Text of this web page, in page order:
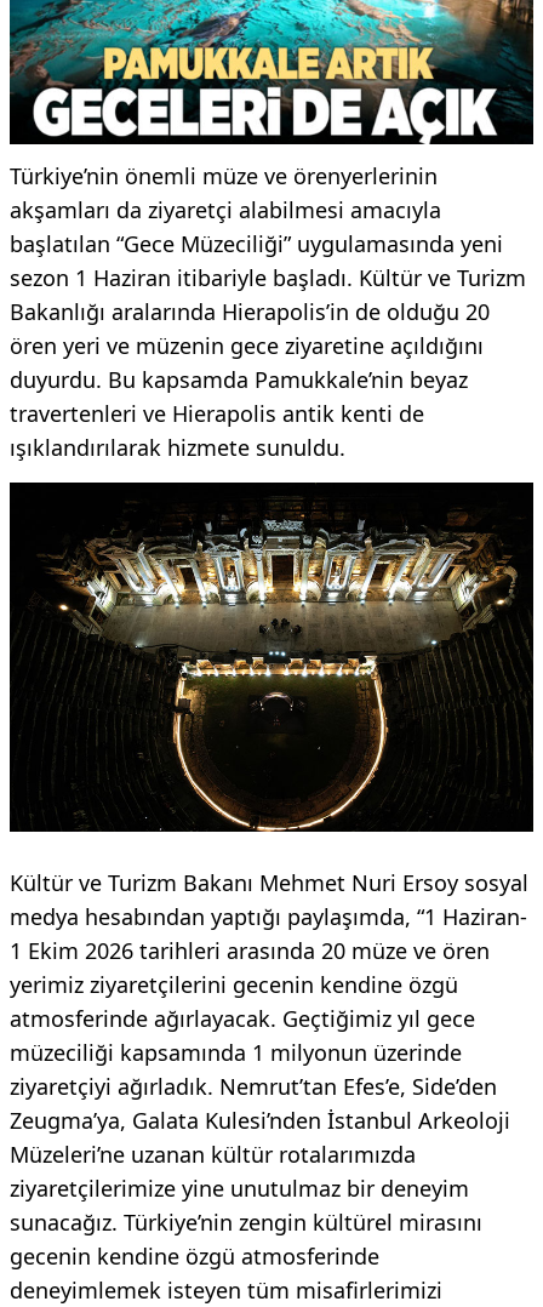
Türkiye’nin önemli müze ve örenyerlerinin
akşamları da ziyaretçi alabilmesi amacıyla
başlatılan “Gece Müzeciliği” uygulamasında yeni
sezon 1 Haziran itibariyle başladı. Kültür ve Turizm
Bakanlığı aralarında Hierapolis’in de olduğu 20
ören yeri ve müzenin gece ziyaretine açıldığını
duyurdu. Bu kapsamda Pamukkale’nin beyaz
travertenleri ve Hierapolis antik kenti de
ışıklandırılarak hizmete sunuldu.
Kültür ve Turizm Bakanı Mehmet Nuri Ersoy sosyal
medya hesabından yaptığı paylaşımda, “1 Haziran-
1 Ekim 2026 tarihleri arasında 20 müze ve ören
yerimiz ziyaretçilerini gecenin kendine özgü
atmosferinde ağırlayacak. Geçtiğimiz yıl gece
müzeciliği kapsamında 1 milyonun üzerinde
ziyaretçiyi ağırladık. Nemrut’tan Efes’e, Side’den
Zeugma’ya, Galata Kulesi’nden İstanbul Arkeoloji
Müzeleri’ne uzanan kültür rotalarımızda
ziyaretçilerimize yine unutulmaz bir deneyim
sunacağız. Türkiye’nin zengin kültürel mirasını
gecenin kendine özgü atmosferinde
deneyimlemek isteyen tüm misafirlerimizi